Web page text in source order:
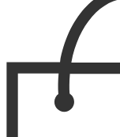
2021